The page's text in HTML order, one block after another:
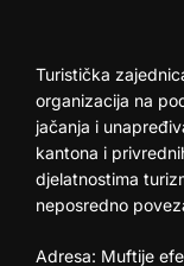
Turistička
organizacija na
jačanja i
kantona i
djelatnostima
neposredno
Adresa: Muftije